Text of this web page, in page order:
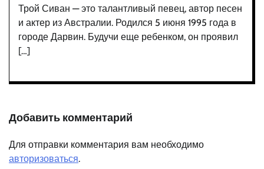
Трой Сиван — это талантливый певец, автор песен
и актер из Австралии. Родился 5 июня 1995 года в
городе Дарвин. Будучи еще ребенком, он проявил
[…]
Добавить комментарий
Для отправки комментария вам необходимо
авторизоваться.